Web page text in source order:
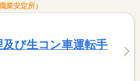
業安定所）
び生コン車運転手